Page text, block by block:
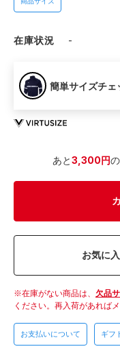
在庫状況 -
簡単サイズチェ
あと3,300円
お気に
在庫がない商品は、 欠品
ください。 再入荷があれば
お支払いについて ギフ